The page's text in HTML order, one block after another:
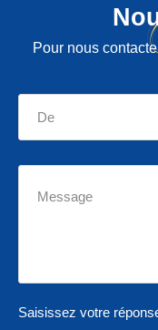
Pour nous
Saisissez votre